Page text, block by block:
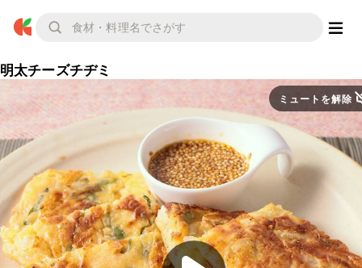
明太チーズチヂミ
ミュートを解除